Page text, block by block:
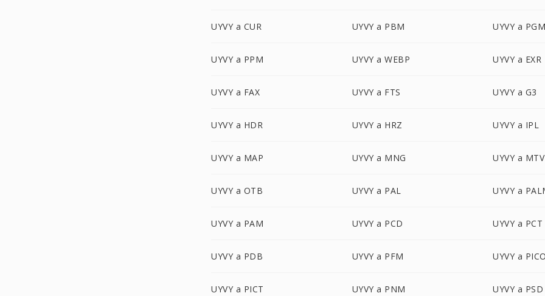
UYVY a CUR UYVY a PBM UYVY a
UYVY a PPM UYVY a WEBP UYVY a EXR
UYVY a FAX UYVY a FTS UYVY a G3
UYVY a HDR UYVY a HRZ UYVY a IPL
UYVY a MAP UYVY a MNG UYVY a MTV
UYVY a OTB UYVY a PAL UYVY a
UYVY a PAM UYVY a PCD UYVY a PCT
UYVY a PDB UYVY a PFM UYVY a
UYVY a PICT UYVY a PNM UYVY a PSD